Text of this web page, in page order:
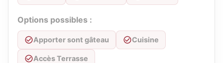
Options possibles :
Apporter sont gâteau Cuisine
Accès Terrasse